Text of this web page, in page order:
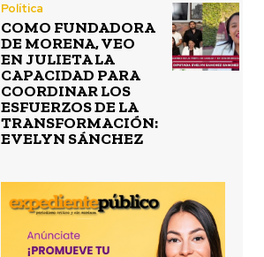
Política
COMO FUNDADORA
DE MORENA, VEO
EN JULIETA LA
CAPACIDAD PARA
COORDINAR LOS
ESFUERZOS DE LA
TRANSFORMACIÓN:
EVELYN SÁNCHEZ